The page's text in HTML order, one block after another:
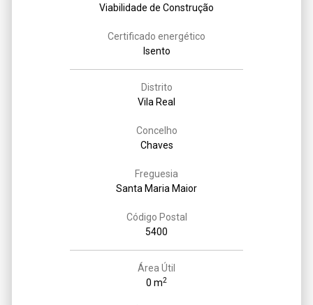
Viabilidade de Construção
Certificado energético
Isento
Distrito
Vila Real
Concelho
Chaves
Freguesia
Santa Maria Maior
Código Postal
5400
Área Útil
0 m2